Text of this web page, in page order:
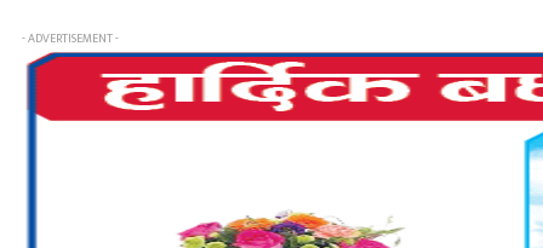
- ADVERTISEMENT -